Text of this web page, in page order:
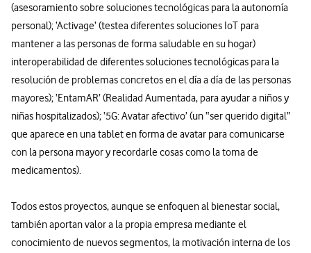
(asesoramiento sobre soluciones tecnológicas para la autonomía
personal); ‘Activage’ (testea diferentes soluciones IoT para
mantener a las personas de forma saludable en su hogar)
interoperabilidad de diferentes soluciones tecnológicas para la
resolución de problemas concretos en el día a día de las personas
mayores); ‘EntamAR’ (Realidad Aumentada, para ayudar a niños y
niñas hospitalizados); ‘5G: Avatar afectivo’ (un “ser querido digital”
que aparece en una tablet en forma de avatar para comunicarse
con la persona mayor y recordarle cosas como la toma de
medicamentos).
Todos estos proyectos, aunque se enfoquen al bienestar social,
también aportan valor a la propia empresa mediante el
conocimiento de nuevos segmentos, la motivación interna de los